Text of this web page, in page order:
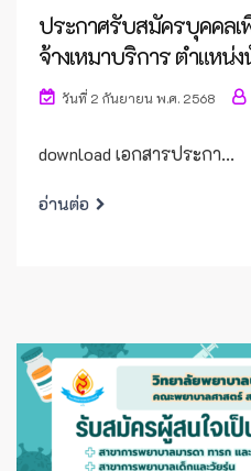
ประกาศรับสมัครบุคคลเ
จ้างเหมาบริการ ตำแหน่
วันที่ 2 กันยายน พ.ศ. 2568
download เอกสารประกา...
อ่านต่อ